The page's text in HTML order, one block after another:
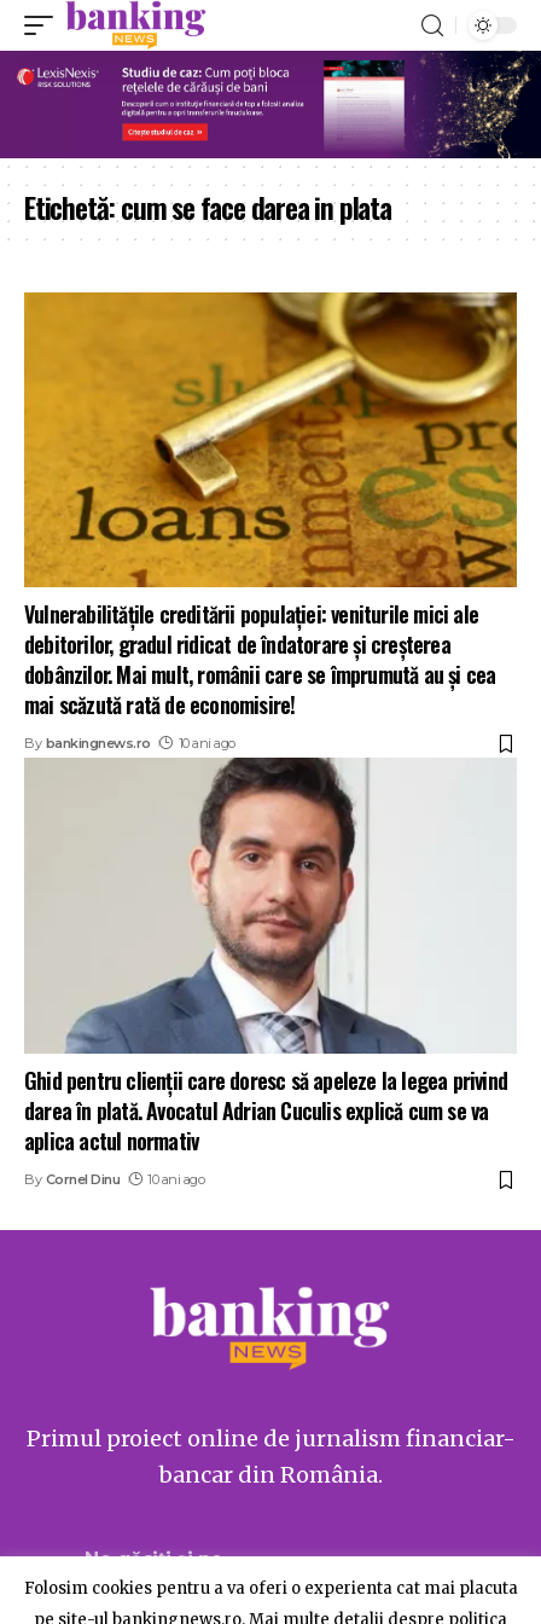
Etichetă:cum se face darea in plata
Vulnerabilitățile creditării populației: veniturile mici ale
debitorilor, gradul ridicat de îndatorare și creșterea
dobânzilor. Mai mult, românii care se împrumută au și cea
mai scăzută rată de economisire!
By bankingnews.ro 10 ani ago
Ghid pentru clienții care doresc să apeleze la legea privind
darea în plată. Avocatul Adrian Cuculis explică cum se va
aplica actul normativ
By Cornel Dinu 10 ani ago
Primul proiect online de jurnalism financiar-
bancar din România.
Ne găsiți și pe
Folosim cookies pentru a va oferi o experienta cat mai placuta